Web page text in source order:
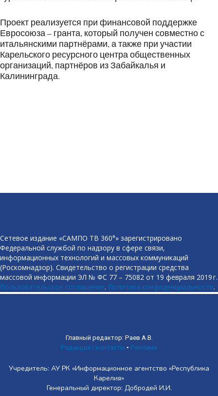
Проект реализуется при финансовой поддержке
Евросоюза – гранта, который получен совместно с
итальянскими партнёрами, а также при участии
Карельского ресурсного центра общественных
организаций, партнёров из Забайкалья и
Калининграда.
Сетевое издание «САМПО ТВ 360°» зарегистрировано
Федеральной службой по надзору в сфере связи,
информационных технологий и массовых коммуникаций
(Роскомнадзор). Свидетельство о регистрации средства
массовой информации ЭЛ № ФС 77 – 75082 от 19 февраля 2019 г.
Пользовательское соглашение. Политика конфиденциальности.
Главный редактор: Раев А.В.
Редакция / контакты • Реклама
Учредитель: АУ РК «Информационное агентство «Республика
Карелия»
Генеральный директор: Добродей И.И.